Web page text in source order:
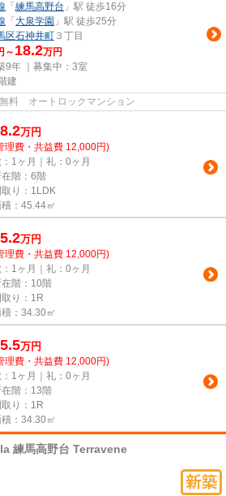
「 練馬高野台 」駅 徒歩16分
「 大泉学園 」駅 徒歩25分
区石神井町 ３丁目
～ 18.2万円
9年 ｜募集中： 3室
建
料 オートロックマンション
万円
理費・共益費 12,000円)
：1ヶ月｜礼：0ヶ月
在階：6階
取り：1LDK
：45.44㎡
万円
理費・共益費 12,000円)
：1ヶ月｜礼：0ヶ月
在階：10階
取り：1R
：34.30㎡
万円
理費・共益費 12,000円)
：1ヶ月｜礼：0ヶ月
在階：13階
取り：1R
：34.30㎡
練馬高野台 Terravene